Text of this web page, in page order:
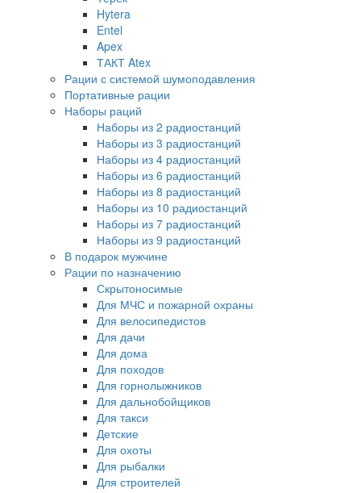
Hytera
Entel
Apex
ТАКТ Atex
Рации с системой шумоподавления
Портативные рации
Наборы раций
Наборы из 2 радиостанций
Наборы из 3 радиостанций
Наборы из 4 радиостанций
Наборы из 6 радиостанций
Наборы из 8 радиостанций
Наборы из 10 радиостанций
Наборы из 7 радиостанций
Наборы из 9 радиостанций
В подарок мужчине
Рации по назначению
Скрытоносимые
Для МЧС и пожарной охраны
Для велосипедистов
Для дачи
Для дома
Для походов
Для горнолыжников
Для дальнобойщиков
Для такси
Детские
Для охоты
Для рыбалки
Для строителей